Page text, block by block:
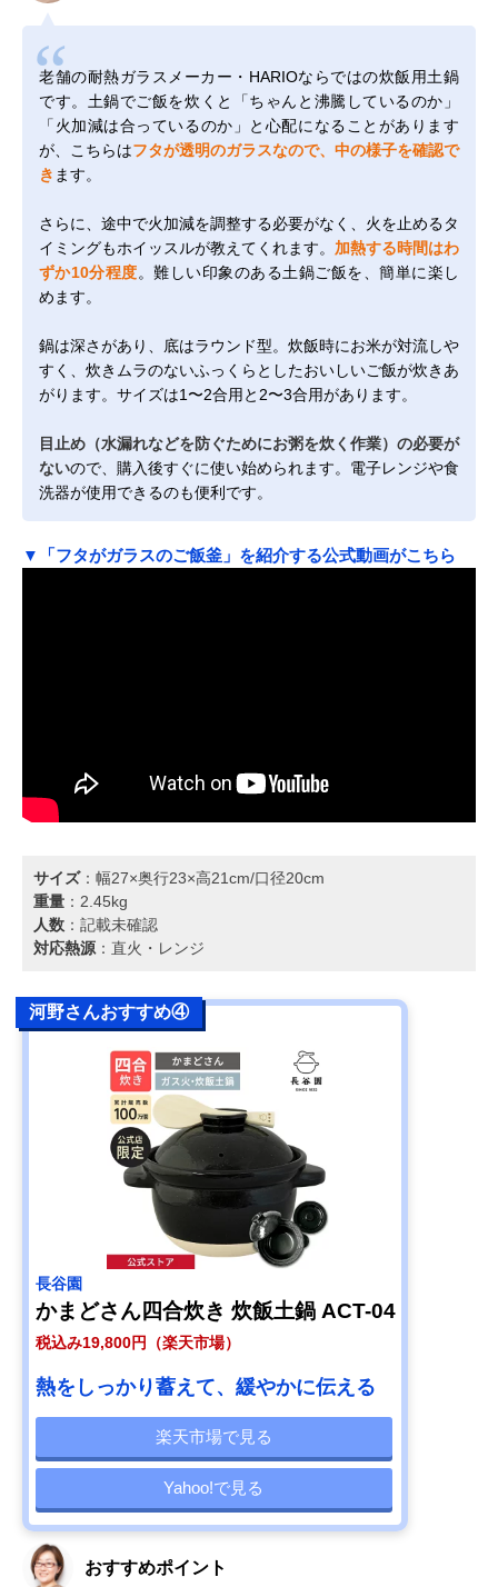
老舗の耐熱ガラスメーカー・HARIOならではの炊飯用土鍋
です。土鍋でご飯を炊くと「ちゃんと沸騰しているのか」
「火加減は合っているのか」と心配になることがあります
が、こちらはフタが透明のガラスなので、中の様子を確認で
き ます。
さらに、途中で火加減を調整する必要がなく、火を止めるタ
イミングもホイッスルが教えてくれます。 加熱する時間はわ
ずか10分程度。難しい印象のある土鍋ご飯を、簡単に楽し
めます。
鍋は深さがあり、底はラウンド型。炊飯時にお米が対流しや
すく、炊きムラのないふっくらとしたおいしいご飯が炊きあ
がります。サイズは1〜2合用と2〜3合用があります。
目止め（水漏れなどを防ぐためにお粥を炊く作業）の必要が
ないので、購入後すぐに使い始められます。電子レンジや食
洗器が使用できるのも便利です。
▼「フタがガラスのご飯釜」を紹介する公式動画がこちら
サイズ：幅27×奥行23×高21cm/口径20cm
重量 ：2.45kg
人数 ：記載未確認
対応熱源 ：直火・レンジ
河野さんおすすめ④
長谷園
かまどさん四合炊き 炊飯土鍋 ACT-04
税込み19,800円（楽天市場）
熱をしっかり蓄えて、緩やかに伝える
楽天市場で見る
Yahoo!で見る
おすすめポイント